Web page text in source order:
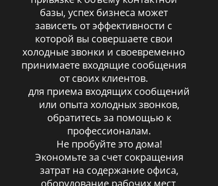
базы, успех бизнеса может
зависеть от эффективности с
которой вы совершаете свои
холодные звонки и своевременно
принимаете входящие сообщения
от своих клиентов.
для приема входящих сообщений
или опыта холодных звонков,
обратитесь за помощью к
профессионалам.
Не пробуйте это дома!
Экономьте за счет сокращения
затрат на содержание офиса,
оборудование рабочих мест,